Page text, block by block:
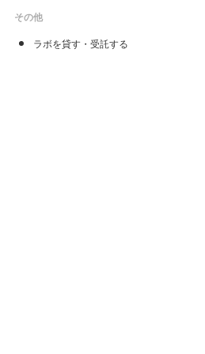
その他
ラボを貸す・受託する